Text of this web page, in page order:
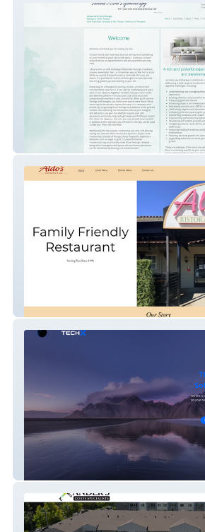
www.tktherapy.com
Aldos Ristorante